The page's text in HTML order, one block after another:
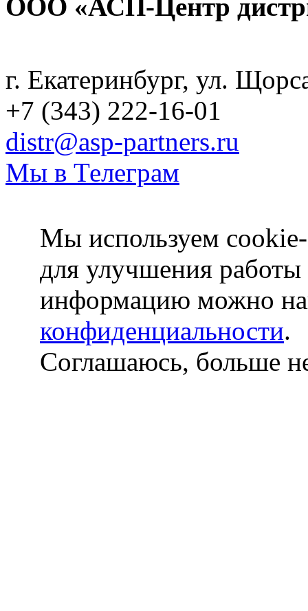
ООО «АСП-Центр
г. Екатеринбург, ул.
+7 (343) 222-16-01
distr@asp-partners.ru
Мы в Телеграм
Мы используем
для улучшения
информацию можно
конфиденциальности.
Соглашаюсь, больше